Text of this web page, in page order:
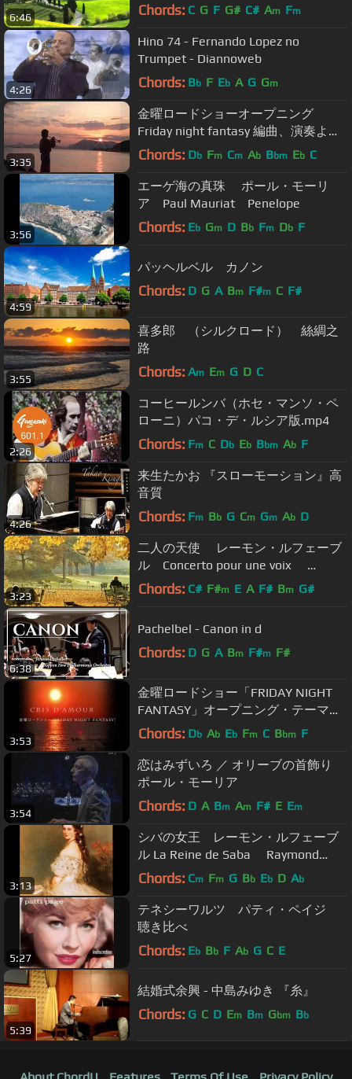
6:46 Chords: C G F G# C# Am Fm
4:26
Hino 74 - Fernando Lopez no
Trumpet - Diannoweb
Chords: Bb F Eb A G Gm
3:35
金曜ロードショーオープニング
Friday night fantasy 編曲、演奏よう
すけ♪
Chords: Db Fm Cm Ab Bbm Eb C
3:56
エーゲ海の真珠 ポール・モーリ
ア Paul Mauriat Penelope
Chords: Eb Gm D Bb Fm Db F
4:59
パッヘルベル カノン
Chords: D G A Bm F#m C F#
3:55
喜多郎 （シルクロード） 絲綢之
路
Chords: Am Em G D C
2:26
コーヒールンバ（ホセ・マンソ・ペ
ローニ）パコ・デ・ルシア版.mp4
Chords: Fm C Db Eb Bbm Ab F
4:26
来生たかお 『スローモーション』高
音質
Chords: Fm Bb G Cm Gm Ab D
3:23
二人の天使 レーモン・ルフェーブ
ル Concerto pour une voix
Raymond Lefevre
Chords: C# F#m E A F# Bm G#
6:38
Pachelbel - Canon in d
Chords: D G A Bm F#m F#
3:53
金曜ロードショー「FRIDAY NIGHT
FANTASY」オープニング・テーマ曲
（楽譜）
Chords: Db Ab Eb Fm C Bbm F
3:54
恋はみずいろ ／ オリーブの首飾り
ポール・モーリア
Chords: D A Bm Am F# E Em
3:13
シバの女王 レーモン・ルフェーブ
ル La Reine de Saba Raymond
Lefevre
Chords: Cm Fm G Bb Eb D Ab
5:27
テネシーワルツ パティ・ペイジ
聴き比べ
Chords: Eb Bb F Ab G C E
5:39
結婚式余興 - 中島みゆき 『糸』
Chords: G C D Em Bm Gbm Bb